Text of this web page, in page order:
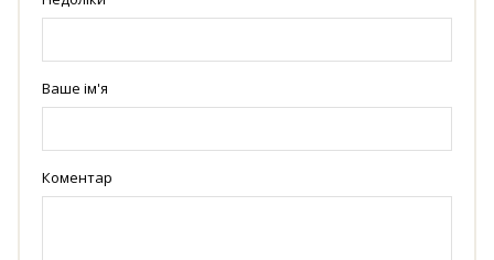
Ваше ім'я
Коментар